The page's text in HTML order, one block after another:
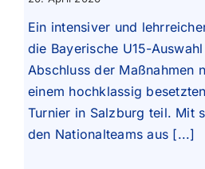
Ein intensiver und
die Bayerische U15-
Abschluss der Maßnahmen
einem hochklassig
Turnier in Salzburg teil. Mit
den Nationalteams aus [...]